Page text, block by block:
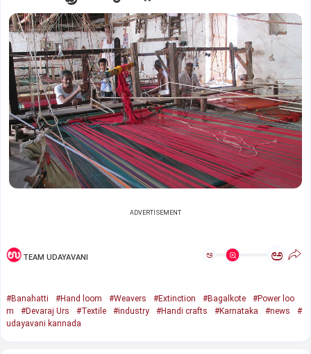
ADVERTISEMENT
TEAM UDAYAVANI ಅ ಅ
#Banahatti #Hand loom #Weavers #Extinction #Bagalkote
#Power loo
m
#Devaraj Urs #Textile #industry #Handi crafts #Karnataka #news
#
udayavani kannada